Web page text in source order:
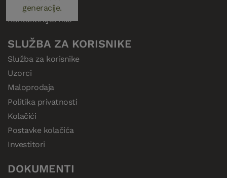
generacije.
Priče iz Bjelina
Kontaktirajte nas
SLUŽBA ZA KORISNIKE
Služba za korisnike
Uzorci
Maloprodaja
Politika privatnosti
Kolačići
Postavke kolačića
Investitori
DOKUMENTI